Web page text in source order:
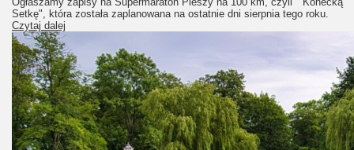
Setkę", która została zaplanowana na ostatnie dni sierpnia tego roku.
Czytaj dalej